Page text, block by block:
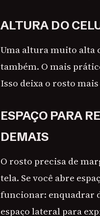
ALTURA DO
Uma altura muito alta
também. O mais
Isso deixa o rosto
ESPAÇO PARA
DEMAIS
O rosto precisa de
tela. Se você abre
funcionar: enquadrar
espaço lateral para